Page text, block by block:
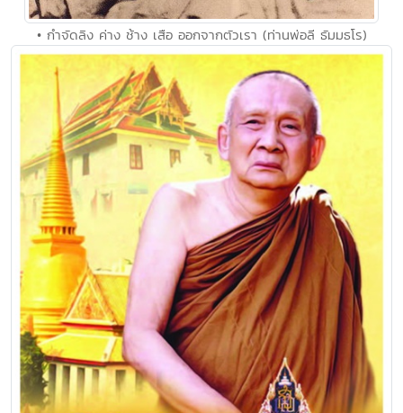
• กำจัดลิง ค่าง ช้าง เสือ ออกจากตัวเรา (ท่านพ่อลี ธัมมธโร)